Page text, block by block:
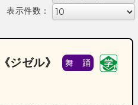
表示件数：
ジゼル》 舞 踊